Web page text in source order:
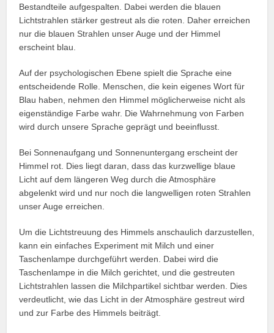
Bestandteile aufgespalten. Dabei werden die blauen
Lichtstrahlen stärker gestreut als die roten. Daher erreichen
nur die blauen Strahlen unser Auge und der Himmel
erscheint blau.
Auf der psychologischen Ebene spielt die Sprache eine
entscheidende Rolle. Menschen, die kein eigenes Wort für
Blau haben, nehmen den Himmel möglicherweise nicht als
eigenständige Farbe wahr. Die Wahrnehmung von Farben
wird durch unsere Sprache geprägt und beeinflusst.
Bei Sonnenaufgang und Sonnenuntergang erscheint der
Himmel rot. Dies liegt daran, dass das kurzwellige blaue
Licht auf dem längeren Weg durch die Atmosphäre
abgelenkt wird und nur noch die langwelligen roten Strahlen
unser Auge erreichen.
Um die Lichtstreuung des Himmels anschaulich darzustellen,
kann ein einfaches Experiment mit Milch und einer
Taschenlampe durchgeführt werden. Dabei wird die
Taschenlampe in die Milch gerichtet, und die gestreuten
Lichtstrahlen lassen die Milchpartikel sichtbar werden. Dies
verdeutlicht, wie das Licht in der Atmosphäre gestreut wird
und zur Farbe des Himmels beiträgt.